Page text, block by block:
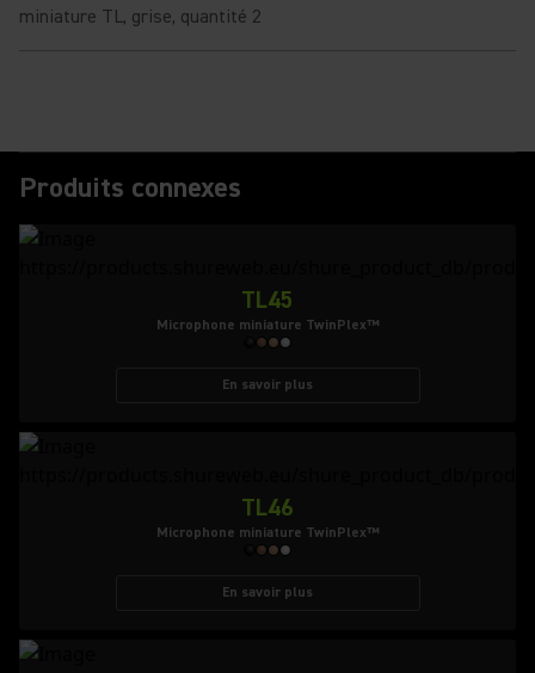
miniature TL, grise, quantité 2
Produits connexes
TL45
Microphone miniature TwinPlex™
En savoir plus
TL46
Microphone miniature TwinPlex™
En savoir plus